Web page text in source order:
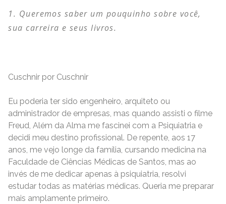
Queremos saber um pouquinho sobre você,
sua carreira e seus livros.
Cuschnir por Cuschnir
Eu poderia ter sido engenheiro, arquiteto ou
administrador de empresas, mas quando assisti o filme
Freud, Além da Alma me fascinei com a Psiquiatria e
decidi meu destino profissional. De repente, aos 17
anos, me vejo longe da família, cursando medicina na
Faculdade de Ciências Médicas de Santos, mas ao
invés de me dedicar apenas à psiquiatria, resolvi
estudar todas as matérias médicas. Queria me preparar
mais amplamente primeiro.